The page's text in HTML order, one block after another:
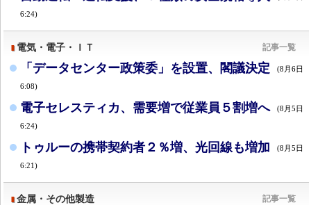
6:24)
電気・電子・ＩＴ 記事一覧
「データセンター政策委」を設置、閣議決定 (8月6日
6:08)
電子セレスティカ、需要増で従業員５割増へ (8月5日
6:24)
トゥルーの携帯契約者２％増、光回線も増加 (8月5日
6:21)
金属・その他製造 記事一覧